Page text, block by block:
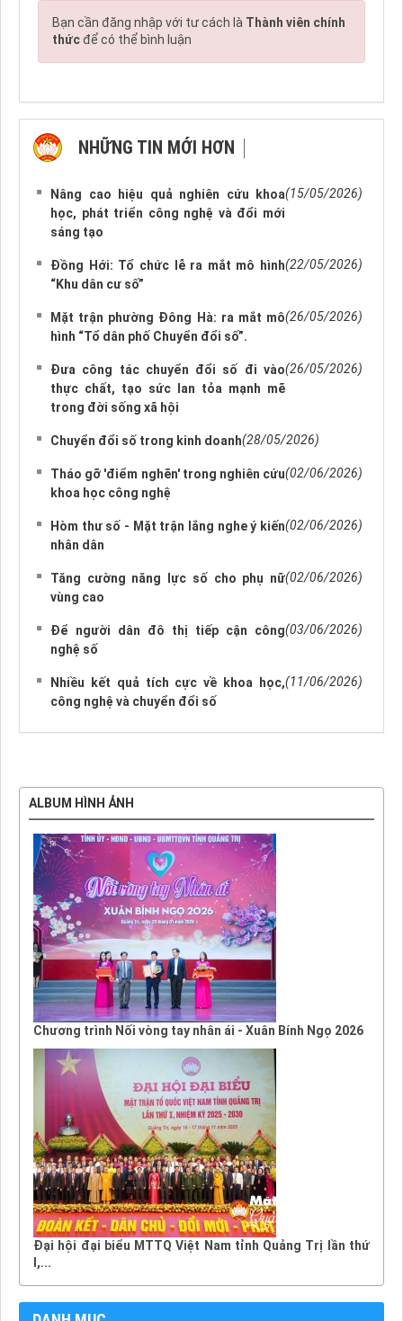
Bạn cần đăng nhập với tư cách là Thành viên chính
thứcđể có thể bình luận
NHỮNG TIN MỚI HƠN
Nâng cao hiệu quả nghiên cứu khoa
học, phát triển công nghệ và đổi mới
sáng tạo
(15/05/2026)
Đồng Hới: Tổ chức lễ ra mắt mô hình
“Khu dân cư số”
(22/05/2026)
Mặt trận phường Đông Hà: ra mắt mô
hình “Tổ dân phố Chuyển đổi số”.
(26/05/2026)
Đưa công tác chuyển đổi số đi vào
thực chất, tạo sức lan tỏa mạnh mẽ
trong đời sống xã hội
(26/05/2026)
Chuyển đổi số trong kinh doanh(28/05/2026)
Tháo gỡ 'điểm nghẽn' trong nghiên cứu
khoa học công nghệ
(02/06/2026)
Hòm thư số - Mặt trận lắng nghe ý kiến
nhân dân
(02/06/2026)
Tăng cường năng lực số cho phụ nữ
vùng cao
(02/06/2026)
Để người dân đô thị tiếp cận công
nghệ số
(03/06/2026)
Nhiều kết quả tích cực về khoa học,
công nghệ và chuyển đổi số
(11/06/2026)
ALBUM HÌNH ẢNH
Chương trình Nối vòng tay nhân ái - Xuân Bính Ngọ 2026
Đại hội đại biểu MTTQ Việt Nam tỉnh Quảng Trị lần thứ
I,...